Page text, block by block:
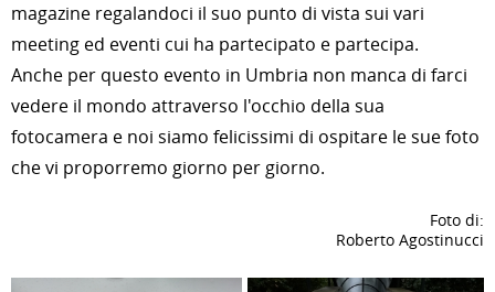
magazine regalandoci il suo punto di vista sui vari
meeting ed eventi cui ha partecipato e partecipa.
Anche per questo evento in Umbria non manca di farci
vedere il mondo attraverso l'occhio della sua
fotocamera e noi siamo felicissimi di ospitare le sue foto
che vi proporremo giorno per giorno.
Foto di:
Roberto Agostinucci